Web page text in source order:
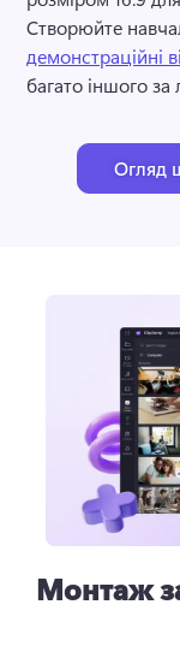
Створюйте
демонстраційні
багато іншого за
Огляд
Монтаж